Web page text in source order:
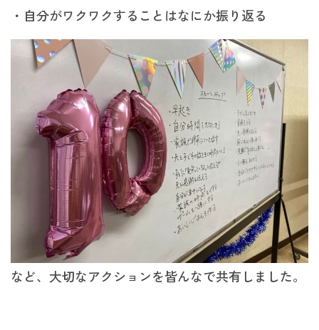
・自分がワクワクすることはなにか振り返る
など、大切なアクションを皆んなで共有しました。